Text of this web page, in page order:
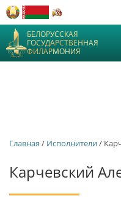
БЕЛОРУССКАЯ
ГОСУДАРСТВЕННАЯ
ФИЛАРМОНИЯ
Главная / Исполнители/
Карчевский